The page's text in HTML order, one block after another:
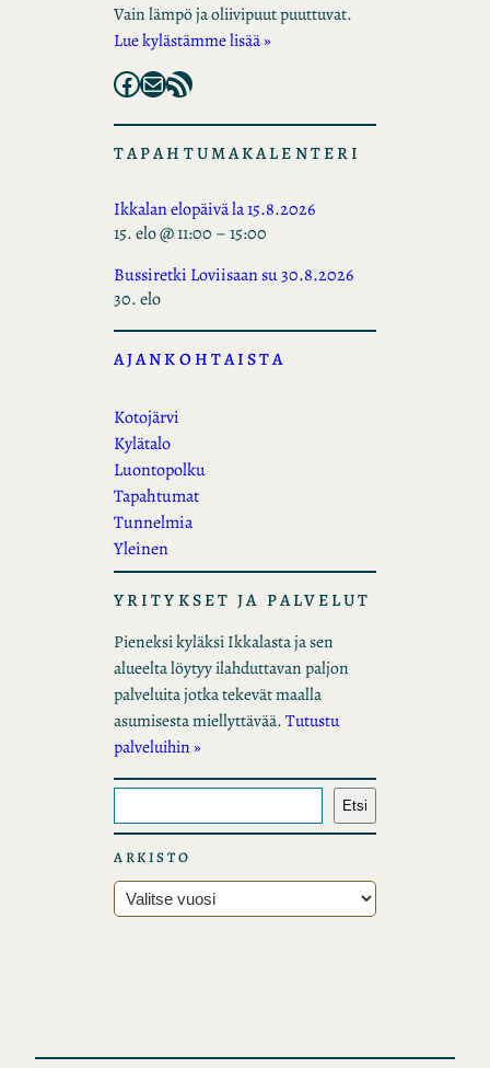
Vain lämpö ja oliivipuut puuttuvat.
Lue kylästämme lisää »
Facebook Mail RSS Feed
TAPAHTUMAKALENTERI
Ikkalan elopäivä la 15.8.2026
15. elo @ 11:00 –15:00
Bussiretki Loviisaan su 30.8.2026
30. elo
AJANKOHTAISTA
Kotojärvi
Kylätalo
Luontopolku
Tapahtumat
Tunnelmia
Yleinen
YRITYKSET JA PALVELUT
Pieneksi kyläksi Ikkalasta ja sen
alueelta löytyy ilahduttavan paljon
palveluita jotka tekevät maalla
asumisesta miellyttävää.Tutustu
palveluihin »
t
s
i
Etsi
ARKISTO
A
r